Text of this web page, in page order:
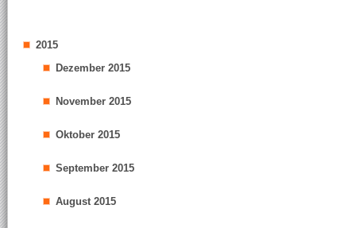
2015
Dezember 2015
November 2015
Oktober 2015
September 2015
August 2015